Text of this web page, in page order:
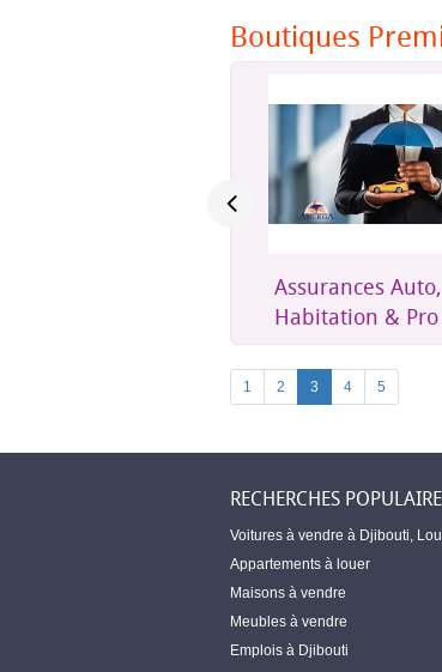
Boutiques
Confort et
moderne pour
1 2 3 4 5
RECHERCHES
Voitures à vendre à Djibouti,
Appartements à louer
Maisons à vendre
Meubles à vendre
Emplois à Djibouti